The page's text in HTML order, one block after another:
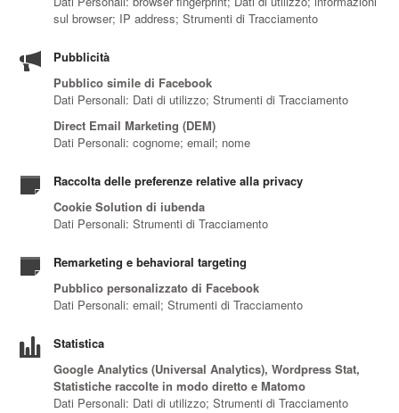
sul browser; IP address; Strumenti di Tracciamento
Pubblicità
Pubblico simile di Facebook
Dati Personali: Dati di utilizzo; Strumenti di Tracciamento
Direct Email Marketing (DEM)
Dati Personali: cognome; email; nome
Raccolta delle preferenze relative alla privacy
Cookie Solution di iubenda
Dati Personali: Strumenti di Tracciamento
Remarketing e behavioral targeting
Pubblico personalizzato di Facebook
Dati Personali: email; Strumenti di Tracciamento
Statistica
Google Analytics (Universal Analytics), Wordpress Stat,
Statistiche raccolte in modo diretto e Matomo
Dati Personali: Dati di utilizzo; Strumenti di Tracciamento